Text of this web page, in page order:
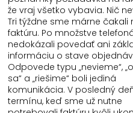
že vraj všetko vybavia. Nič
Tri týždne sme márne čakali
faktúru. Po množstve
nedokázali povedať ani
informáciu o stave
Odpovede typu „nevieme“,
sa“ a „riešime“ boli jediná
komunikácia. V posledný
termínu, keď sme už nutne